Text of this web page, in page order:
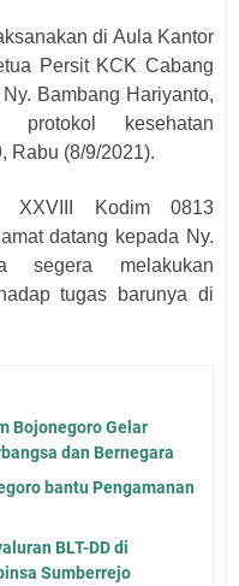
di Aula Kantor
Persit KCK Cabang
Bambang Hariyanto,
protokol kesehatan
Rabu (8/9/2021).
XXVIII Kodim 0813
datang kepada Ny.
segera melakukan
tugas barunya di
Bojonegoro Gelar
dan Bernegara
bantu Pengamanan
BLT-DD di
Sumberrejo